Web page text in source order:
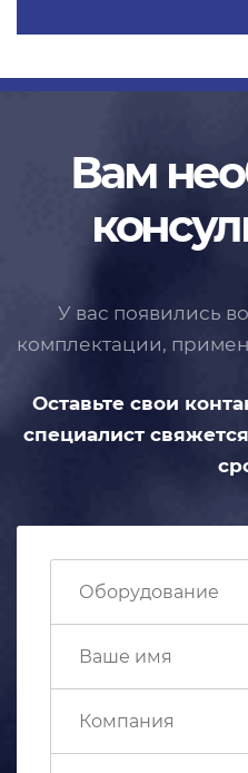
Вам
У вас появились
комплектации,
Оставьте свои
специалист